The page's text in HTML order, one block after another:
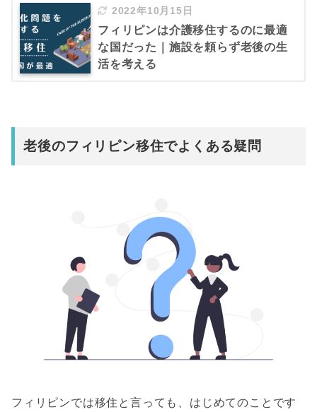
2022年10月15日
フィリピンは介護移住するのに最適
な国だった｜施設を頼らず老後の生
活を考える
老後のフィリピン移住でよくある疑問
フィリピンでは移住と言っても、はじめてのことです